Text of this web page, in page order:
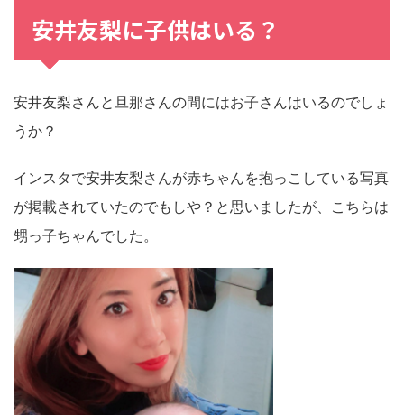
安井友梨に子供はいる？
安井友梨さんと旦那さんの間にはお子さんはいるのでしょ
うか？
インスタで安井友梨さんが赤ちゃんを抱っこしている写真
が掲載されていたのでもしや？と思いましたが、こちらは
甥っ子ちゃんでした。